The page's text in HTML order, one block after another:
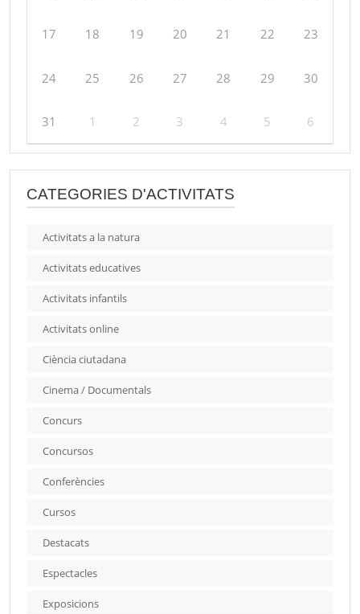
17 18 19 20 21 22 23
24 25 26 27 28 29 30
31 1 2 3 4 5 6
CATEGORIES D'ACTIVITATS
Activitats a la natura
Activitats educatives
Activitats infantils
Activitats online
Ciència ciutadana
Cinema / Documentals
Concurs
Concursos
Conferències
Cursos
Destacats
Espectacles
Exposicions